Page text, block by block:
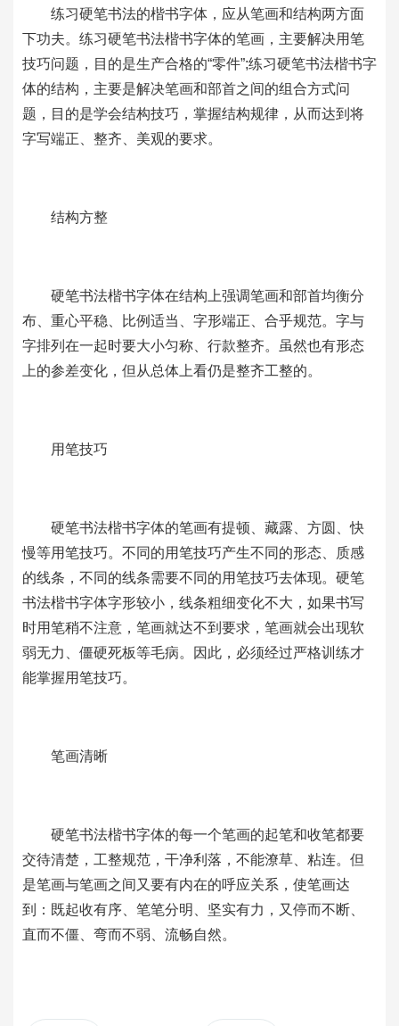
练习硬笔书法的楷书字体，应从笔画和结构两方面
下功夫。练习硬笔书法楷书字体的笔画，主要解决用笔
技巧问题，目的是生产合格的“零件”;练习硬笔书法楷书字
体的结构，主要是解决笔画和部首之间的组合方式问
题，目的是学会结构技巧，掌握结构规律，从而达到将
字写端正、整齐、美观的要求。
结构方整
硬笔书法楷书字体在结构上强调笔画和部首均衡分
布、重心平稳、比例适当、字形端正、合乎规范。字与
字排列在一起时要大小匀称、行款整齐。虽然也有形态
上的参差变化，但从总体上看仍是整齐工整的。
用笔技巧
硬笔书法楷书字体的笔画有提顿、藏露、方圆、快
慢等用笔技巧。不同的用笔技巧产生不同的形态、质感
的线条，不同的线条需要不同的用笔技巧去体现。硬笔
书法楷书字体字形较小，线条粗细变化不大，如果书写
时用笔稍不注意，笔画就达不到要求，笔画就会出现软
弱无力、僵硬死板等毛病。因此，必须经过严格训练才
能掌握用笔技巧。
笔画清晰
硬笔书法楷书字体的每一个笔画的起笔和收笔都要
交待清楚，工整规范，干净利落，不能潦草、粘连。但
是笔画与笔画之间又要有内在的呼应关系，使笔画达
到：既起收有序、笔笔分明、坚实有力，又停而不断、
直而不僵、弯而不弱、流畅自然。